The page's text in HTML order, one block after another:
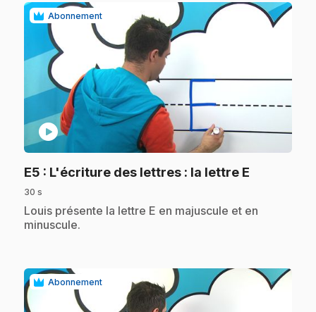
Abonnement
play_circle
E5 : L'écriture des lettres : la lettre E
30 s
.Louis présente la lettre E en majuscule et en
minuscule.
Abonnement